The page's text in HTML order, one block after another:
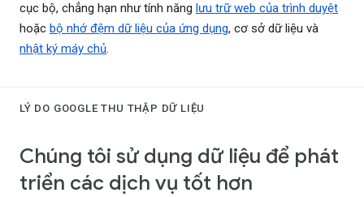
cục bộ, chẳng hạn như tính năng lưu trữ web của trình duyệt
hoặc bộ nhớ đệm dữ liệu của ứng dụng, cơ sở dữ liệu và
nhật ký máy chủ.
LÝ DO GOOGLE THU THẬP DỮ LIỆU
Chúng tôi sử dụng dữ liệu để phát
triển các dịch vụ tốt hơn